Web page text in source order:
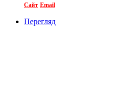
Сайт Email
Перегляд